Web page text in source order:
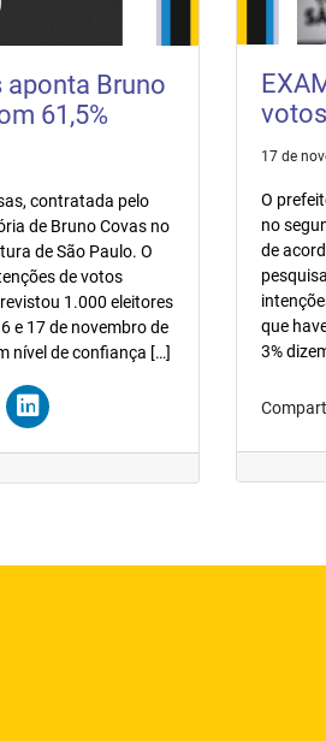
aponta Bruno
61,5%
contratada pelo
de Bruno Covas no
de São Paulo. O
de votos
1.000 eleitores
e 17 de novembro de
nível de confiança […]
17 de
O
no
de
que
3%